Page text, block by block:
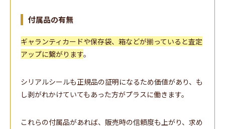
付属品の有無
ギャランティカードや保存袋、箱などが揃っていると査定
アップに繋がります。
シリアルシールも正規品の証明になるため価値があり、も
し剥がれかけていてもあった方がプラスに働きます。
これらの付属品があれば、販売時の信頼度も上がり、求め